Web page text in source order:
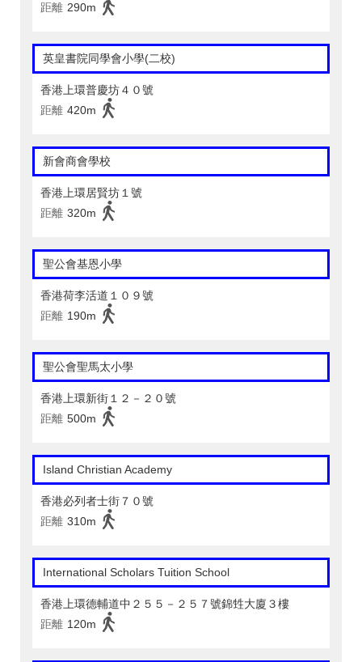
距離 290m
英皇書院同學會小學(二校)
香港上環普慶坊４０號
距離 420m
新會商會學校
香港上環居賢坊１號
距離 320m
聖公會基恩小學
香港荷李活道１０９號
距離 190m
聖公會聖馬太小學
香港上環新街１２－２０號
距離 500m
Island Christian Academy
香港必列者士街７０號
距離 310m
International Scholars Tuition School
香港上環德輔道中２５５－２５７號錦甡大廈３樓
距離 120m